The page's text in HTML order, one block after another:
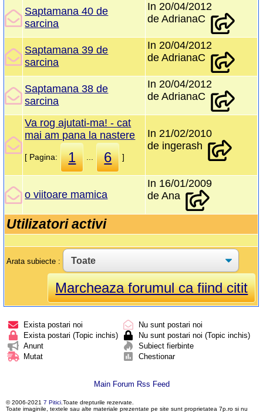
Arata subiecte :
Marcheaza forumul ca fiind citit
Saptamana 40 de
sarcina
In 20/04/2012
de AdrianaC
Saptamana 39 de
sarcina
In 20/04/2012
de AdrianaC
Saptamana 38 de
sarcina
In 20/04/2012
de AdrianaC
Va rog ajutati-ma! - cat
mai am pana la nastere
[ Pagina: 1 6 ]
In 21/02/2010
de ingerash
o viitoare mamica
In 16/01/2009
de Ana
Utilizatori activi
Exista postari noi
Nu sunt postari noi
Exista postari (Topic inchis)
Nu sunt postari noi (Topic inchis)
Anunt
Subiect fierbinte
Mutat
Chestionar
Main Forum Rss Feed
© 2006-2021 7 Pitici.Toate drepturile rezervate.
Toate imaginile, textele sau alte materiale prezentate pe site sunt proprietatea 7p.ro si nu